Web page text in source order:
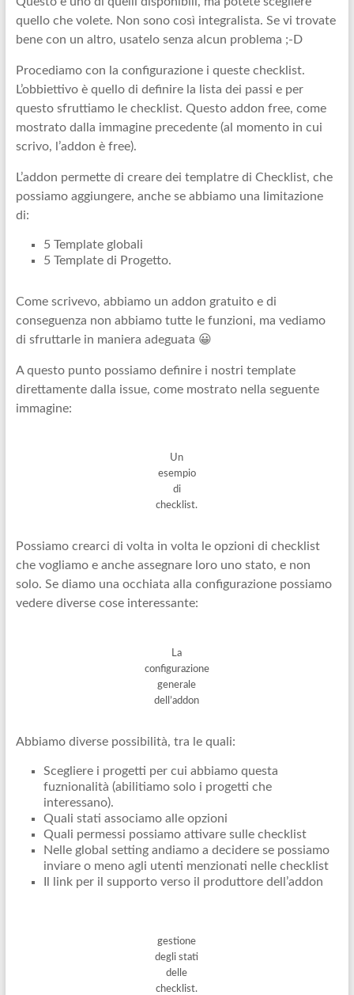
quello che volete. Non sono così integralista. Se vi trovate
bene con un altro, usatelo senza alcun problema ;-D
Procediamo con la configurazione i queste checklist.
L’obbiettivo è quello di definire la lista dei passi e per
questo sfruttiamo le checklist. Questo addon free, come
mostrato dalla immagine precedente (al momento in cui
scrivo, l’addon è free).
L’addon permette di creare dei templatre di Checklist, che
possiamo aggiungere, anche se abbiamo una limitazione
di:
5 Template globali
5 Template di Progetto.
Come scrivevo, abbiamo un addon gratuito e di
conseguenza non abbiamo tutte le funzioni, ma vediamo
di sfruttarle in maniera adeguata 😀
A questo punto possiamo definire i nostri template
direttamente dalla issue, come mostrato nella seguente
immagine:
Un
esempio
di
checklist.
Possiamo crearci di volta in volta le opzioni di checklist
che vogliamo e anche assegnare loro uno stato, e non
solo. Se diamo una occhiata alla configurazione possiamo
vedere diverse cose interessante:
La
configurazione
generale
dell’addon
Abbiamo diverse possibilità, tra le quali:
Scegliere i progetti per cui abbiamo questa
fuznionalità (abilitiamo solo i progetti che
interessano).
Quali stati associamo alle opzioni
Quali permessi possiamo attivare sulle checklist
Nelle global setting andiamo a decidere se possiamo
inviare o meno agli utenti menzionati nelle checklist
Il link per il supporto verso il produttore dell’addon
gestione
degli stati
delle
checklist.